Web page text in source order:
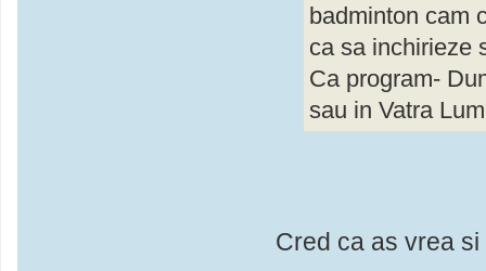
badminton cam
ca sa inchirieze
Ca program-
sau in Vatra
Cred ca as vrea